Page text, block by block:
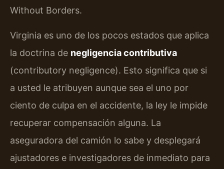
Without Borders.
Virginia es uno de los pocos estados que aplica
la doctrina de negligencia contributiva
(contributory negligence). Esto significa que si
a usted le atribuyen aunque sea el uno por
ciento de culpa en el accidente, la ley le impide
recuperar compensación alguna. La
aseguradora del camión lo sabe y desplegará
ajustadores e investigadores de inmediato para